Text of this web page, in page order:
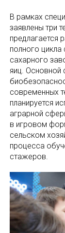
В рамках
заявлены три
предлагается
полного цикла
сахарного
яиц. Основной
современных
планируется
аграрной
в игровом
сельском
процесса
стажеров.